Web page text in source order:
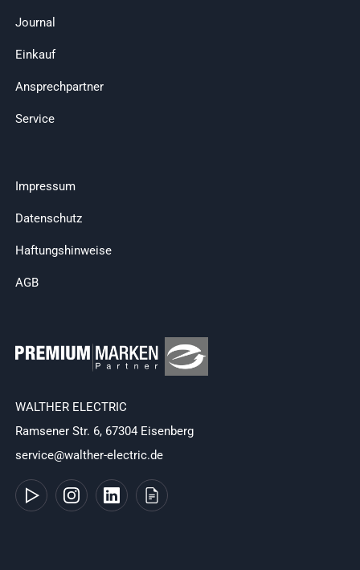
Journal
Einkauf
Ansprechpartner
Service
Impressum
Datenschutz
Haftungshinweise
AGB
WALTHER ELECTRIC
Ramsener Str. 6, 67304 Eisenberg
service@walther-electric.de